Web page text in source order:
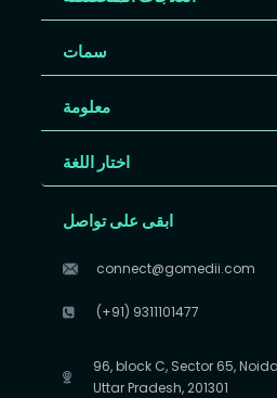
سمات
معلومة
اختار اللغة
ابقى على تواصل
connect@gomedii.com
(+91) 9311101477
96, block C, Sector 65,
Uttar Pradesh, 201301